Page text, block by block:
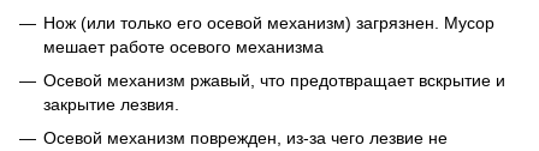
Нож (или только его осевой механизм) загрязнен. Мусор
мешает работе осевого механизма
Осевой механизм ржавый, что предотвращает вскрытие и
закрытие лезвия.
Осевой механизм поврежден, из-за чего лезвие не